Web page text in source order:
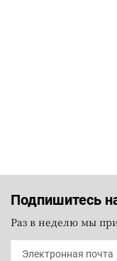
Подпишитесь
Раз в неделю мы